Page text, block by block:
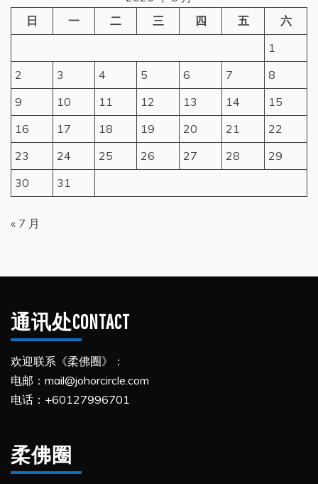
日
一 二 三 四 五
六
1
2
3 4 5 6 7
8
9
10 11 12 13 14
15
16
17 18 19 20 21
22
23
24 25 26 27 28
29
30
31
« 7 月
通讯处CONTACT
欢迎联系《柔佛圈》：
电邮：mail@johorcircle.com
电话：+60127996701
柔佛圈